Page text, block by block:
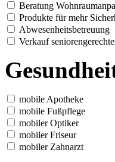
Beratung
Produkte für mehr
Abwesenheitsbetreuung
Verkauf
mobile Apotheke
mobile Fußpflege
mobiler Optiker
mobiler Friseur
mobiler Zahnarzt